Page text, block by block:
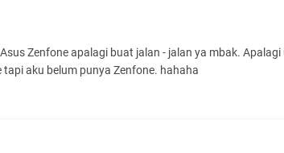
Zenfone apalagi buat jalan - jalan ya mbak.
aku belum punya Zenfone. hahaha